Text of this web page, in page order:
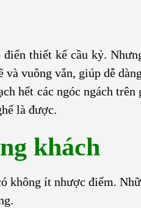
thiết kế cầu kỷ.
vuông vắn, giúp dễ
hết các ngóc ngách
là được.
khách
không ít nhược điểm.